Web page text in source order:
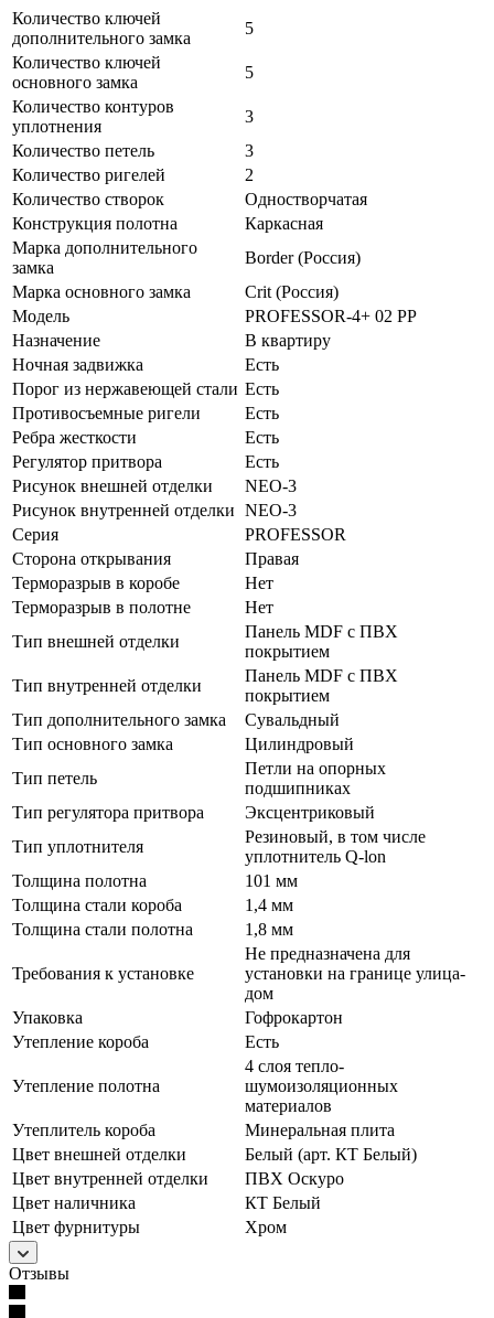
Количество ключей
дополнительного замка
5
Количество ключей
основного замка
5
Количество контуров
уплотнения
3
Количество петель
3
Количество ригелей
2
Количество створок
Одностворчатая
Конструкция полотна
Каркасная
Марка дополнительного
замка
Border (Россия)
Марка основного замка
Crit (Россия)
Модель
PROFESSOR-4+ 02 PP
Назначение
В квартиру
Ночная задвижка
Есть
Порог из нержавеющей стали Есть
Противосъемные ригели
Есть
Ребра жесткости
Есть
Регулятор притвора
Есть
Рисунок внешней отделки
NEO-3
Рисунок внутренней отделки NEO-3
Серия
PROFESSOR
Сторона открывания
Правая
Терморазрыв в коробе
Нет
Терморазрыв в полотне
Нет
Тип внешней отделки
Панель MDF с ПВХ
покрытием
Тип внутренней отделки
Панель MDF с ПВХ
покрытием
Тип дополнительного замка
Сувальдный
Тип основного замка
Цилиндровый
Тип петель
Петли на опорных
подшипниках
Тип регулятора притвора
Эксцентриковый
Тип уплотнителя
Резиновый, в том числе
уплотнитель Q-lon
Толщина полотна
101 мм
Толщина стали короба
1,4 мм
Толщина стали полотна
1,8 мм
Требования к установке
Не предназначена для
установки на границе улица-
дом
Упаковка
Гофрокартон
Утепление короба
Есть
Утепление полотна
4 слоя тепло-
шумоизоляционных
материалов
Утеплитель короба
Минеральная плита
Цвет внешней отделки
Белый (арт. КТ Белый)
Цвет внутренней отделки
ПВХ Оскуро
Цвет наличника
КТ Белый
Цвет фурнитуры
Хром
Отзывы